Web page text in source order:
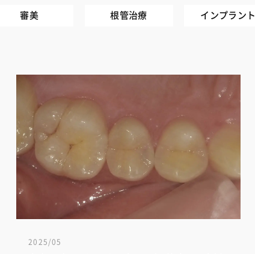
審美 根管治療 インプラント
2025/05